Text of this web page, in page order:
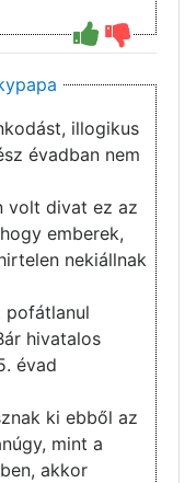
illogikus
évadban nem
volt divat ez az
emberek,
nekiállnak
pofátlanul
hivatalos
évad
ki ebből az
mint a
akkor